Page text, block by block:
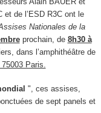
et de l’ESD R3C ont le
Nationales de la
prochain, de 8h30 à
dans l’amphithéâtre de
Paris.
", ces assises,
de sept panels et